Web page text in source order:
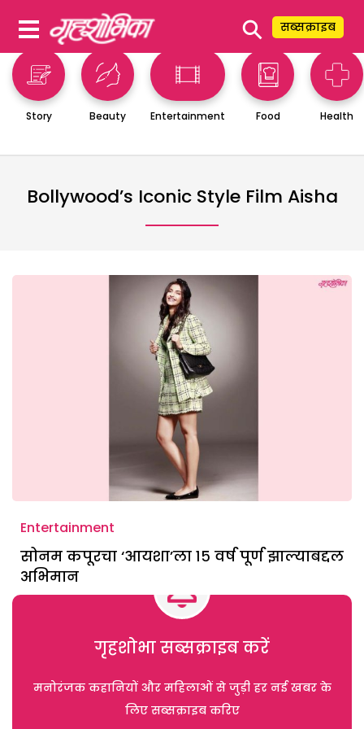
⚲ सब्सक्राइब
Story Beauty Entertainment Food Health
Bollywood’s Iconic Style Film Aisha
Entertainment
सोनम कपूरचा ‘आयशा’ला १५ वर्ष पूर्ण झाल्याबद्दल
अभिमान
गृहशोभा सब्सक्राइब करें
मनोरंजक कहानियों और महिलाओं से जुड़ी हर नई खबर के
लिए सब्सक्राइब करिए